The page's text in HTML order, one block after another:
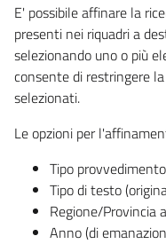
E' possibile affinare la
presenti nei riquadri a
selezionando uno o più
consente di restringere
selezionati.
Le opzioni per
Tipo
Tipo di testo
Regione/Provincia
Anno (di